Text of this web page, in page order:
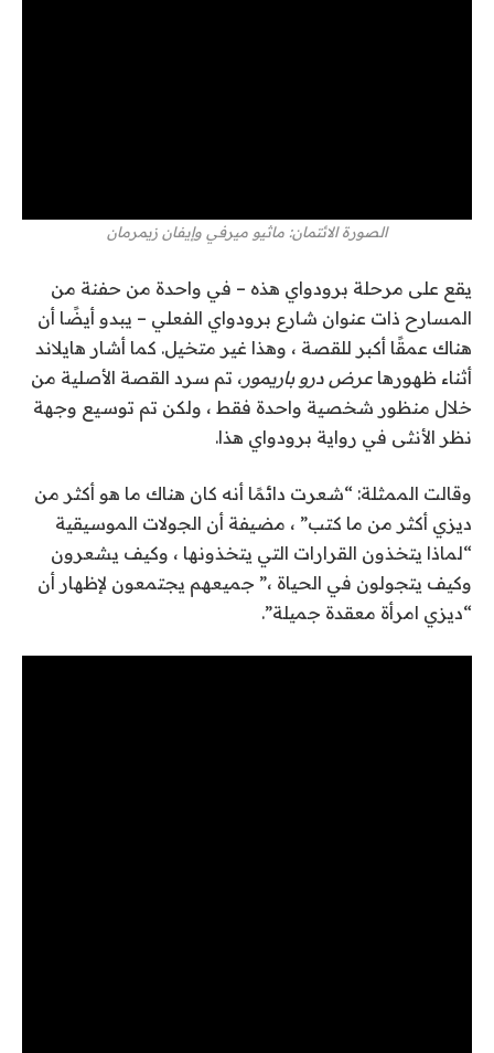
الصورة الائتمان: ماثيو ميرفي وإيفان زيمرمان
يقع على مرحلة برودواي هذه – في واحدة من حفنة من
المسارح ذات عنوان شارع برودواي الفعلي – يبدو أيضًا أن
هناك عمقًا أكبر للقصة ، وهذا غير متخيل. كما أشار هايلاند
أثناء ظهورها عرض درو باريمور ، تم سرد القصة الأصلية من
خلال منظور شخصية واحدة فقط ، ولكن تم توسيع وجهة
نظر الأنثى في رواية برودواي هذا.
وقالت الممثلة: “شعرت دائمًا أنه كان هناك ما هو أكثر من
ديزي أكثر من ما كتب” ، مضيفة أن الجولات الموسيقية
“لماذا يتخذون القرارات التي يتخذونها ، وكيف يشعرون
وكيف يتجولون في الحياة ،” جميعهم يجتمعون لإظهار أن
“ديزي امرأة معقدة جميلة”.